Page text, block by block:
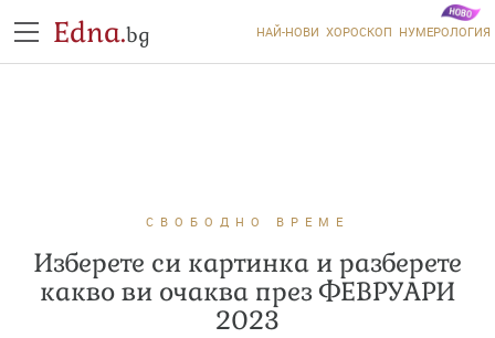
Edna.bg НАЙ-НОВИ ХОРОСКОП НУМЕРОЛОГИЯ
СВОБОДНО ВРЕМЕ
Изберете си картинка и разберете
какво ви очаква през ФЕВРУАРИ
2023